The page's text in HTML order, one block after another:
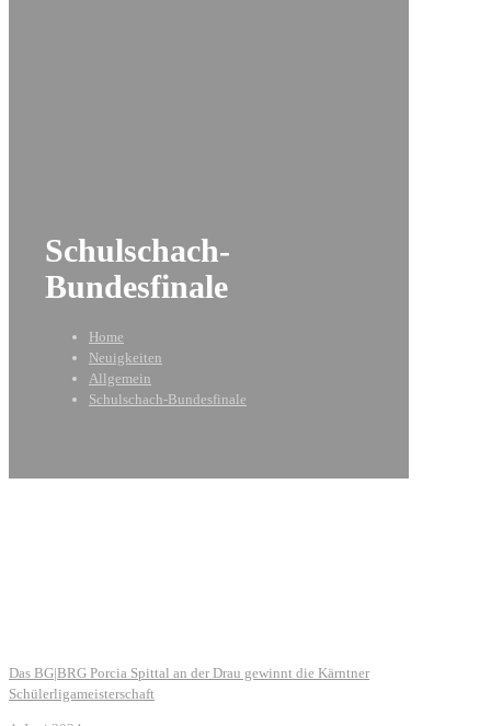
Schulschach-
Bundesfinale
Home
Neuigkeiten
Allgemein
Schulschach-Bundesfinale
Das BG|BRG Porcia Spittal an der Drau gewinnt die Kärntner
Schülerligameisterschaft